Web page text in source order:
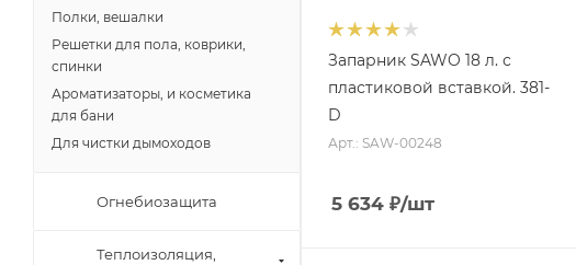
Запарник SAWO 18 л. с
пластиковой вставкой. 381-
D
Арт.: SAW-00248
5 634 ₽/шт
Полки, вешалки
Решетки для пола, коврики,
спинки
Ароматизаторы, и косметика
для бани
Для чистки дымоходов
Огнебиозащита
Теплоизоляция,